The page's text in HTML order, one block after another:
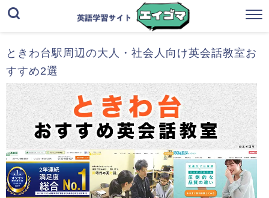
ときわ台駅周辺の大人・社会人向け英会話教室お
すすめ2選